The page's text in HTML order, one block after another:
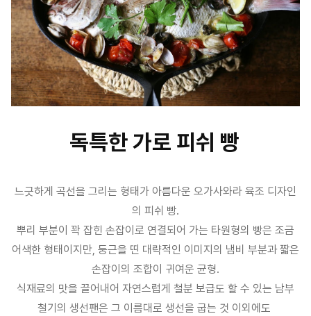
독특한 가로 피쉬 빵
느긋하게 곡선을 그리는 형태가 아름다운 오가사와라 육조 디자인
의 피쉬 빵.
뿌리 부분이 꽉 잡힌 손잡이로 연결되어 가는 타원형의 빵은 조금
어색한 형태이지만, 둥근을 띤 대략적인 이미지의 냄비 부분과 짧은
손잡이의 조합이 귀여운 균형.
식재료의 맛을 끌어내어 자연스럽게 철분 보급도 할 수 있는 남부
철기의 생선팬은 그 이름대로 생선을 굽는 것 이외에도